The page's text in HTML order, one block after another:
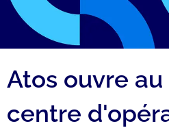
Atos ouvre au
centre